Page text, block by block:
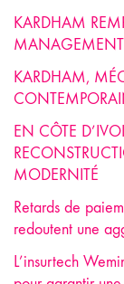
KARDHAM
MANAGEMENT
KARDHAM,
EN CÔTE
MODERNITÉ
Retards de
redoutent une
L’insurtech